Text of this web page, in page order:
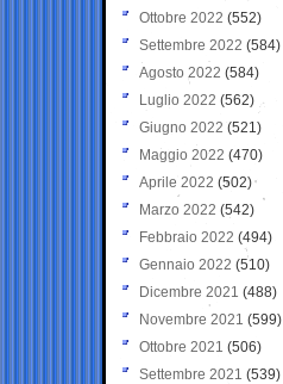
Ottobre 2022 (552)
Settembre 2022 (584)
Agosto 2022 (584)
Luglio 2022 (562)
Giugno 2022 (521)
Maggio 2022 (470)
Aprile 2022 (502)
Marzo 2022 (542)
Febbraio 2022 (494)
Gennaio 2022 (510)
Dicembre 2021 (488)
Novembre 2021 (599)
Ottobre 2021 (506)
Settembre 2021 (539)